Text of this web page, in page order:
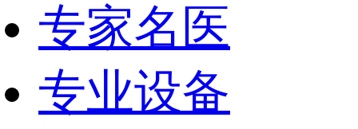
专家名医
专业设备